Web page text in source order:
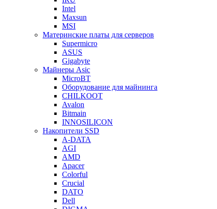
Intel
Maxsun
MSI
Материнские платы для серверов
Supermicro
ASUS
Gigabyte
Майнеры Asic
MicroBT
Оборудование для майнинга
CHILKOOT
Avalon
Bitmain
INNOSILICON
Накопители SSD
A-DATA
AGI
AMD
Apacer
Colorful
Crucial
DATO
Dell